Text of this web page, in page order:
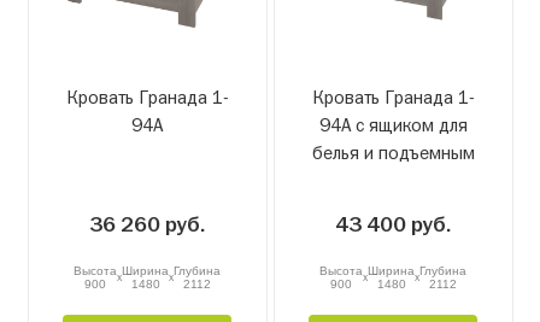
Кровать Гранада 1-
94А
36 260 руб.
Высота
900
xШирина
1480
xГлубина
2112
Кровать Гранада 1-
94А с ящиком для
белья и подъемным
43 400 руб.
Высота
900
xШирина
1480
xГлубина
2112